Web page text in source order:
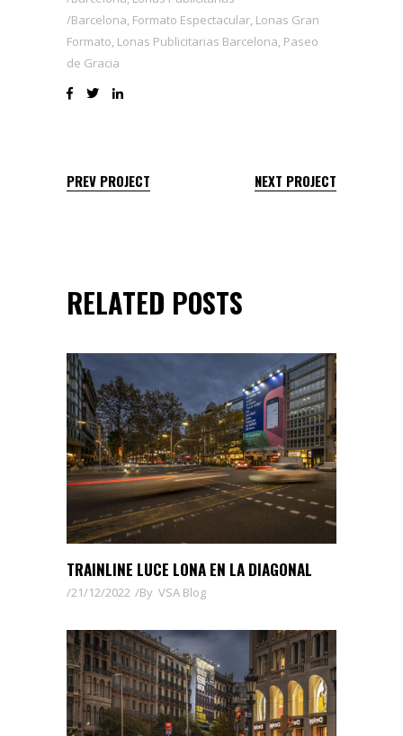
Barcelona, Formato Espectacular, Lonas Gran
Formato, Lonas Publicitarias Barcelona, Paseo
de Gracia
PREV PROJECT NEXT PROJECT
RELATED POSTS
TRAINLINE LUCE LONA EN LA DIAGONAL
21/12/2022 By VSA Blog